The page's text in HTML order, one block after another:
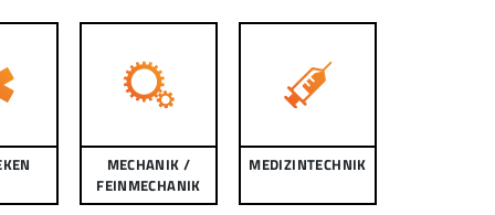
MECHANIK /
FEINMECHANIK
MEDIZINTECHNIK